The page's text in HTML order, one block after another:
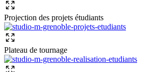
Projection des projets étudiants
Plateau de tournage